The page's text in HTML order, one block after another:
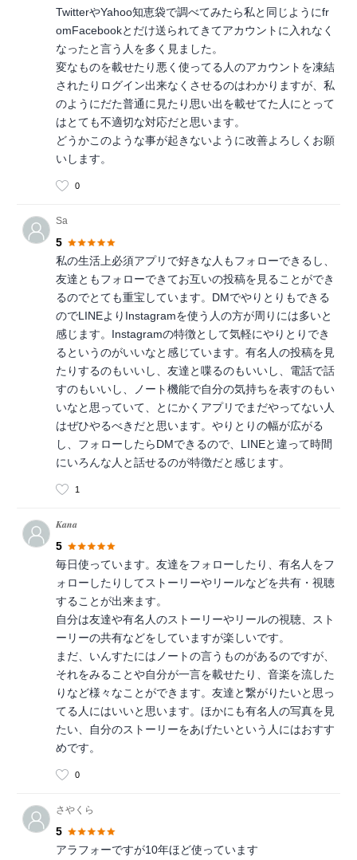
TwitterやYahoo知恵袋で調べてみたら私と同じようにfr
omFacebookとだけ送られてきてアカウントに入れなく
なったと言う人を多く見ました。
変なものを載せたり悪く使ってる人のアカウントを凍結
されたりログイン出来なくさせるのはわかりますが、私
のようにだた普通に見たり思い出を載せてた人にとって
はとても不適切な対応だと思います。
どうかこのような事が起きないように改善よろしくお願
いします。
0
Sa
5
私の生活上必須アプリで好きな人もフォローできるし、
友達ともフォローできてお互いの投稿を見ることができ
るのでとても重宝しています。DMでやりとりもできる
のでLINEよりInstagramを使う人の方が周りには多いと
感じます。Instagramの特徴として気軽にやりとりでき
るというのがいいなと感じています。有名人の投稿を見
たりするのもいいし、友達と喋るのもいいし、電話で話
すのもいいし、ノート機能で自分の気持ちを表すのもい
いなと思っていて、とにかくアプリでまだやってない人
はぜひやるべきだと思います。やりとりの幅が広がる
し、フォローしたらDMできるので、LINEと違って時間
にいろんな人と話せるのが特徴だと感じます。
1
𝑲𝒂𝒏𝒂
5
毎日使っています。友達をフォローしたり、有名人をフ
ォローしたりしてストーリーやリールなどを共有・視聴
することが出来ます。
自分は友達や有名人のストーリーやリールの視聴、スト
ーリーの共有などをしていますが楽しいです。
まだ、いんすたにはノートの言うものがあるのですが、
それをみることや自分が一言を載せたり、音楽を流した
りなど様々なことができます。友達と繋がりたいと思っ
てる人にはいいと思います。ほかにも有名人の写真を見
たい、自分のストーリーをあげたいという人にはおすす
めです。
0
さやくら
5
アラフォーですが10年ほど使っています